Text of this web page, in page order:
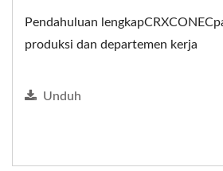
Pendahuluan
produksi dan departemen kerja
Unduh